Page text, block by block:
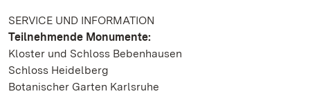
SERVICE UND INFORMATION
Teilnehmende Monumente:
Kloster und Schloss Bebenhausen
Schloss Heidelberg
Botanischer Garten Karlsruhe